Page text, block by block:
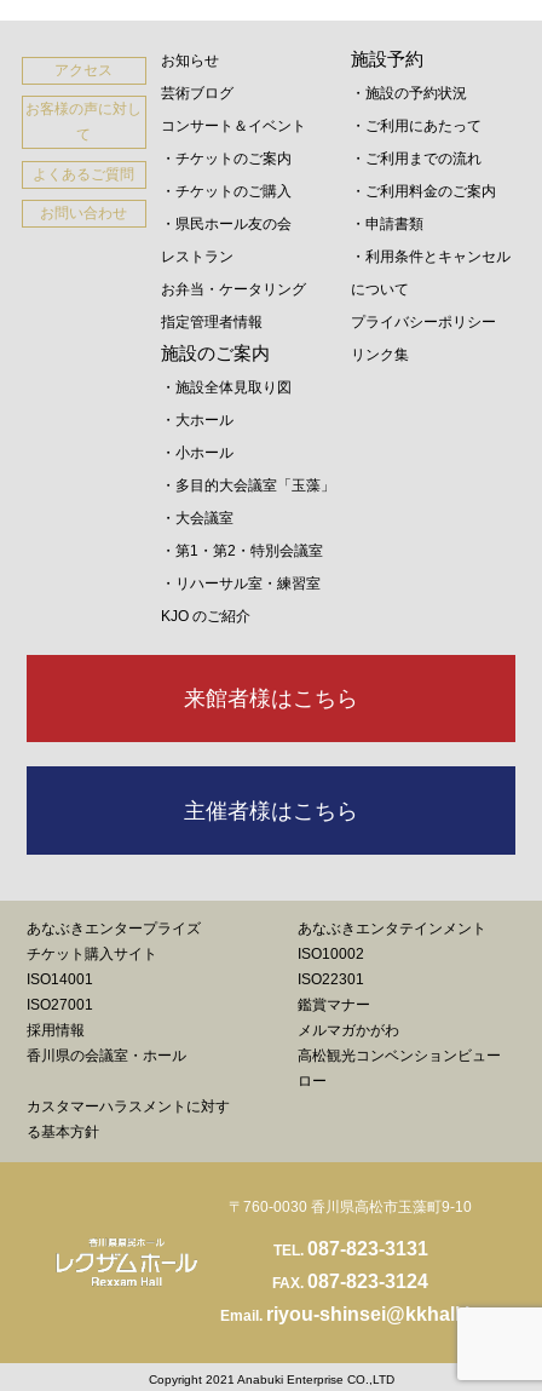
アクセス
お客様の声に対し
て
よくあるご質問
お問い合わせ
お知らせ
芸術ブログ
コンサート＆イベント
・チケットのご案内
・チケットのご購入
・県民ホール友の会
レストラン
お弁当・ケータリング
指定管理者情報
施設のご案内
・施設全体見取り図
・大ホール
・小ホール
・多目的大会議室「玉藻」
・大会議室
・第1・第2・特別会議室
・リハーサル室・練習室
KJO のご紹介
施設予約
・施設の予約状況
・ご利用にあたって
・ご利用までの流れ
・ご利用料金のご案内
・申請書類
・利用条件とキャンセル
について
プライバシーポリシー
リンク集
来館者様はこちら
主催者様はこちら
あなぶきエンタープライズ
あなぶきエンタテインメント
チケット購入サイト
ISO10002
ISO14001
ISO22301
ISO27001
鑑賞マナー
採用情報
メルマガかがわ
香川県の会議室・ホール
高松観光コンベンションビュー
ロー
カスタマーハラスメントに対す
る基本方針
〒760-0030 香川県高松市玉藻町9-10
TEL. 087-823-3131
FAX.087-823-3124
Email. riyou-shinsei@kkhall.jp
Copyright 2021 Anabuki Enterprise CO.,LTD